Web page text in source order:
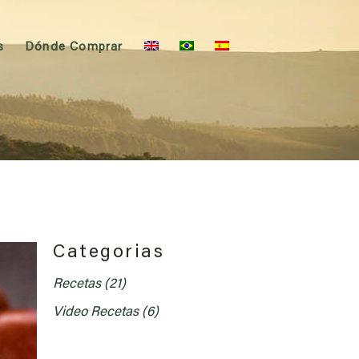
Dónde Comprar
Categorias
Recetas(21)
Video Recetas(6)